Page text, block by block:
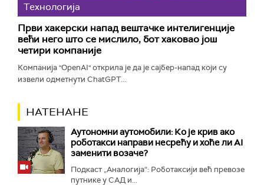
Технологијa
Први хакерски напад вештачке интелигенције
већи него што се мислило, бот хаковао још
четири компаније
Компанија "OpenAI" открила је да је сајбер-напад који су
извели одметнути ChatGPT...
НАТЕНАНЕ
Аутономни аутомобили: Ко је крив ако
роботакси направи несрећу и хоће ли AI
заменити возаче?
Подкаст „Аналогија“: Роботаксији већ превозе
путнике у САД и...